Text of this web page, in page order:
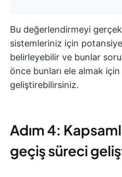
Bu değerlendirmeyi
sistemleriniz için
belirleyebilir ve bunlar
önce bunları ele almak
geliştirebilirsiniz.
Adım 4:
geçiş süreci